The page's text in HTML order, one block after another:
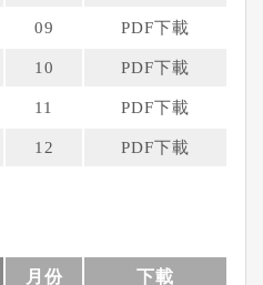
09 PDF下載
10 PDF下載
11 PDF下載
12 PDF下載
月份 下載